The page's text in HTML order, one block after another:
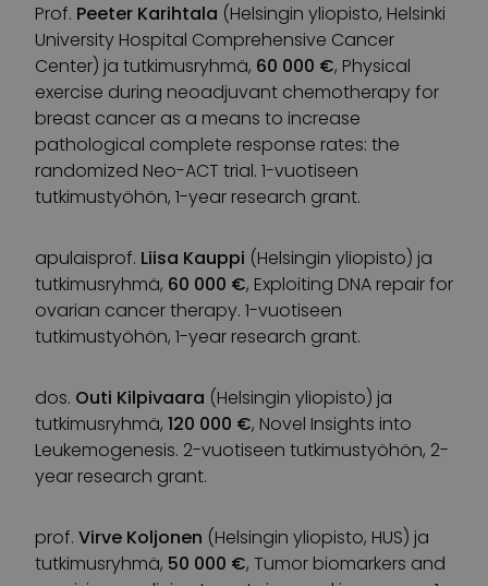
Prof. Peeter Karihtala (Helsingin yliopisto, Helsinki
University Hospital Comprehensive Cancer
Center) ja tutkimusryhmä, 60 000 €, Physical
exercise during neoadjuvant chemotherapy for
breast cancer as a means to increase
pathological complete response rates: the
randomized Neo-ACT trial. 1-vuotiseen
tutkimustyöhön, 1-year research grant.
apulaisprof. Liisa Kauppi (Helsingin yliopisto) ja
tutkimusryhmä, 60 000 €, Exploiting DNA repair for
ovarian cancer therapy. 1-vuotiseen
tutkimustyöhön, 1-year research grant.
dos. Outi Kilpivaara (Helsingin yliopisto) ja
tutkimusryhmä, 120 000 €, Novel Insights into
Leukemogenesis. 2-vuotiseen tutkimustyöhön, 2-
year research grant.
prof. Virve Koljonen (Helsingin yliopisto, HUS) ja
tutkimusryhmä, 50 000 €, Tumor biomarkers and